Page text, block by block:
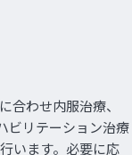
合わせ内服治療、
ビリテーション治療
います。必要に応